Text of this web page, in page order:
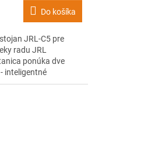
Do košíka
JRL-C5 pre
radu JRL
ponúka dve
inteligentné
predĺžiť životnosť